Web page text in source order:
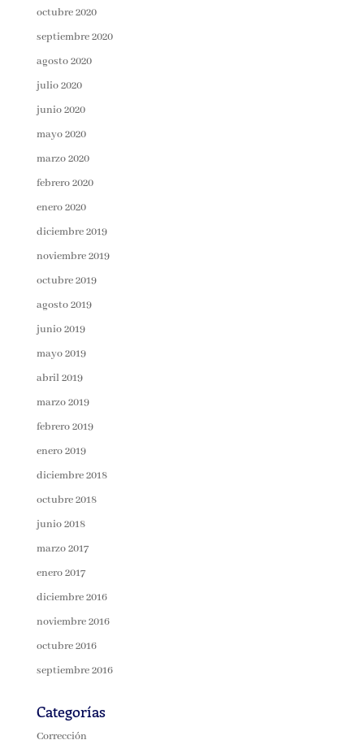
octubre 2020
septiembre 2020
agosto 2020
julio 2020
junio 2020
mayo 2020
marzo 2020
febrero 2020
enero 2020
diciembre 2019
noviembre 2019
octubre 2019
agosto 2019
junio 2019
mayo 2019
abril 2019
marzo 2019
febrero 2019
enero 2019
diciembre 2018
octubre 2018
junio 2018
marzo 2017
enero 2017
diciembre 2016
noviembre 2016
octubre 2016
septiembre 2016
Categorías
Corrección